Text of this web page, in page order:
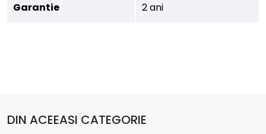
Garantie 2 ani
DIN ACEEASI CATEGORIE